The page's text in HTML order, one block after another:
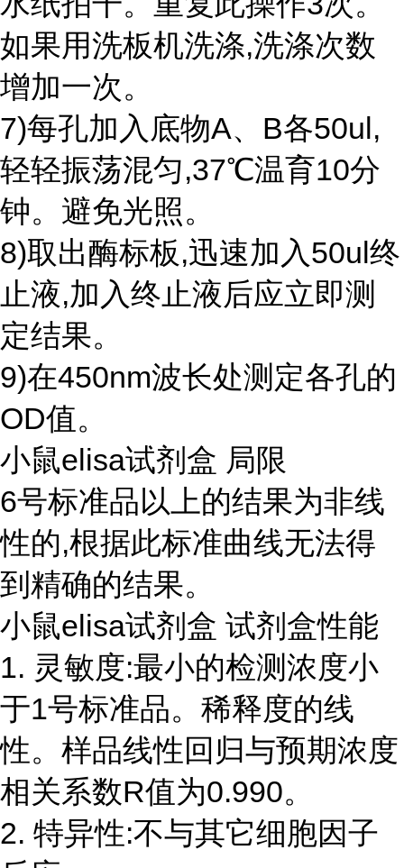
如果用洗板机洗涤,洗涤次数
增加一次。
7)每孔加入底物A、B各50ul,
轻轻振荡混匀,37℃温育10分
钟。避免光照。
8)取出酶标板,迅速加入50ul终
止液,加入终止液后应立即测
定结果。
9)在450nm波长处测定各孔的
OD值。
小鼠elisa试剂盒 局限
6号标准品以上的结果为非线
性的,根据此标准曲线无法得
到精确的结果。
小鼠elisa试剂盒 试剂盒性能
1. 灵敏度:最小的检测浓度小
于1号标准品。稀释度的线
性。样品线性回归与预期浓度
相关系数R值为0.990。
2. 特异性:不与其它细胞因子